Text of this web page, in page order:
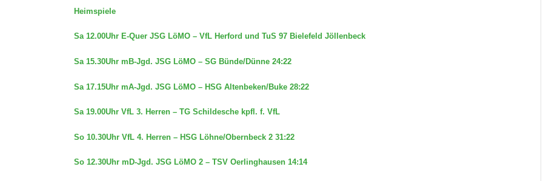
Heimspiele
Sa 12.00Uhr E-Quer JSG LöMO – VfL Herford und TuS 97 Bielefeld Jöllenbeck
Sa 15.30Uhr mB-Jgd. JSG LöMO – SG Bünde/Dünne 24:22
Sa 17.15Uhr mA-Jgd. JSG LöMO – HSG Altenbeken/Buke 28:22
Sa 19.00Uhr VfL 3. Herren – TG Schildesche kpfl. f. VfL
So 10.30Uhr VfL 4. Herren – HSG Löhne/Obernbeck 2 31:22
So 12.30Uhr mD-Jgd. JSG LöMO 2 – TSV Oerlinghausen 14:14